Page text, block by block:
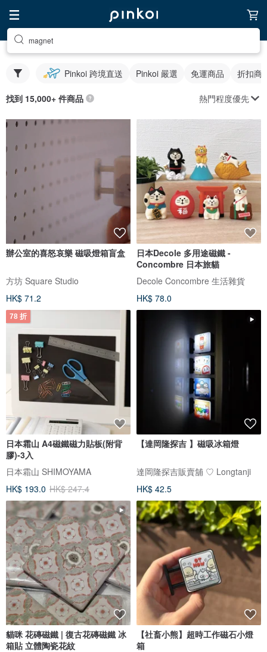
magnet
Pinkoi 跨境直送 Pinkoi 嚴選 免運商品 折扣商
找到 15,000+ 件商品 熱門程度優先
辦公室的喜怒哀樂 磁吸燈箱盲盒
方坊 Square Studio
HK$ 71.2
日本Decole 多用途磁鐵 -
Concombre 日本旅貓
Decole Concombre 生活雜貨
HK$ 78.0
78 折
日本霜山 A4磁鐵磁力貼板(附背
膠)-3入
日本霜山 SHIMOYAMA
HK$ 193.0 HK$ 247.4
【達岡隆探吉 】磁吸冰箱燈
達岡隆探吉販賣舖 ♡ Longtanji
HK$ 42.5
貓咪 花磚磁鐵 | 復古花磚磁鐵 冰
箱貼 立體陶瓷花紋
【社畜小熊】超時工作磁石小燈
箱